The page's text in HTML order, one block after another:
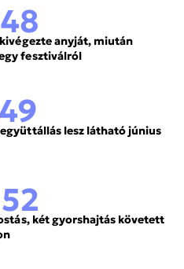
anyját, miután
fesztiválról
lesz látható június
két gyorshajtás követett